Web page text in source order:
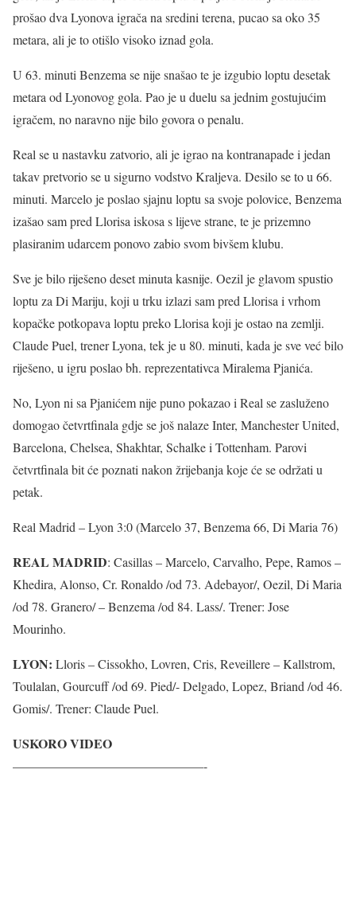
prošao dva Lyonova igrača na sredini terena, pucao sa oko 35
metara, ali je to otišlo visoko iznad gola.
U 63. minuti Benzema se nije snašao te je izgubio loptu desetak
metara od Lyonovog gola. Pao je u duelu sa jednim gostujućim
igračem, no naravno nije bilo govora o penalu.
Real se u nastavku zatvorio, ali je igrao na kontranapade i jedan
takav pretvorio se u sigurno vodstvo Kraljeva. Desilo se to u 66.
minuti. Marcelo je poslao sjajnu loptu sa svoje polovice, Benzema
izašao sam pred Llorisa iskosa s lijeve strane, te je prizemno
plasiranim udarcem ponovo zabio svom bivšem klubu.
Sve je bilo riješeno deset minuta kasnije. Oezil je glavom spustio
loptu za Di Mariju, koji u trku izlazi sam pred Llorisa i vrhom
kopačke potkopava loptu preko Llorisa koji je ostao na zemlji.
Claude Puel, trener Lyona, tek je u 80. minuti, kada je sve već bilo
riješeno, u igru poslao bh. reprezentativca Miralema Pjanića.
No, Lyon ni sa Pjanićem nije puno pokazao i Real se zasluženo
domogao četvrtfinala gdje se još nalaze Inter, Manchester United,
Barcelona, Chelsea, Shakhtar, Schalke i Tottenham. Parovi
četvrtfinala bit će poznati nakon žrijebanja koje će se održati u
petak.
Real Madrid – Lyon 3:0 (Marcelo 37, Benzema 66, Di Maria 76)
REAL MADRID: Casillas – Marcelo, Carvalho, Pepe, Ramos –
Khedira, Alonso, Cr. Ronaldo /od 73. Adebayor/, Oezil, Di Maria
/od 78. Granero/ – Benzema /od 84. Lass/. Trener: Jose
Mourinho.
LYON: Lloris – Cissokho, Lovren, Cris, Reveillere – Kallstrom,
Toulalan, Gourcuff /od 69. Pied/- Delgado, Lopez, Briand /od 46.
Gomis/. Trener: Claude Puel.
USKORO VIDEO
———————————————-